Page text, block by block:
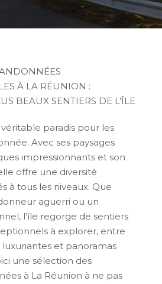
À LA RÉUNION :
BEAUX SENTIERS DE L’ÎLE
paradis pour les
Avec ses paysages
impressionnants et son
offre une diversité
à tous les niveaux. Que
aguerri ou un
l’île regorge de sentiers
à explorer, entre
et panoramas
une sélection des
à La Réunion à ne pas